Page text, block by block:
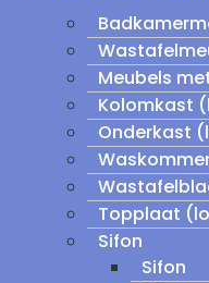
Meubels
Kolomkast
Onderkast
Topplaat
Sifon
Sifon